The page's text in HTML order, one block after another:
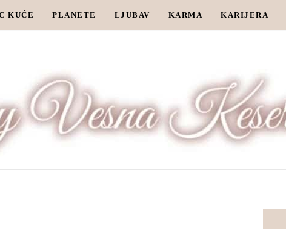
KUĆE PLANETE LJUBAV KARMA KARIJERA